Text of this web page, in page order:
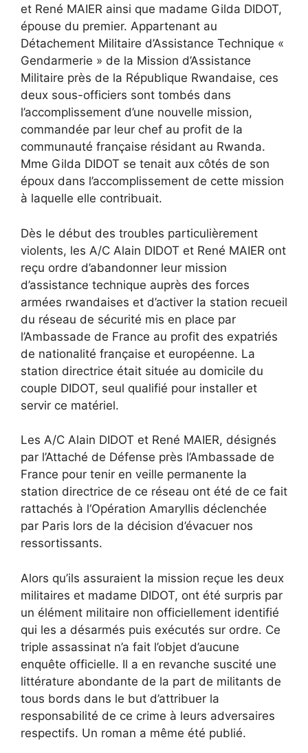
et René MAIER ainsi que madame Gilda DIDOT,
épouse du premier. Appartenant au
Détachement Militaire d’Assistance Technique «
Gendarmerie » de la Mission d’Assistance
Militaire près de la République Rwandaise, ces
deux sous-officiers sont tombés dans
l’accomplissement d’une nouvelle mission,
commandée par leur chef au profit de la
communauté française résidant au Rwanda.
Mme Gilda DIDOT se tenait aux côtés de son
époux dans l’accomplissement de cette mission
à laquelle elle contribuait.
Dès le début des troubles particulièrement
violents, les A/C Alain DIDOT et René MAIER ont
reçu ordre d’abandonner leur mission
d’assistance technique auprès des forces
armées rwandaises et d’activer la station recueil
du réseau de sécurité mis en place par
l’Ambassade de France au profit des expatriés
de nationalité française et européenne. La
station directrice était située au domicile du
couple DIDOT, seul qualifié pour installer et
servir ce matériel.
Les A/C Alain DIDOT et René MAIER, désignés
par l’Attaché de Défense près l’Ambassade de
France pour tenir en veille permanente la
station directrice de ce réseau ont été de ce fait
rattachés à l‘Opération Amaryllis déclenchée
par Paris lors de la décision d’évacuer nos
ressortissants.
Alors qu’ils assuraient la mission reçue les deux
militaires et madame DIDOT, ont été surpris par
un élément militaire non officiellement identifié
qui les a désarmés puis exécutés sur ordre. Ce
triple assassinat n’a fait l’objet d’aucune
enquête officielle. Il a en revanche suscité une
littérature abondante de la part de militants de
tous bords dans le but d’attribuer la
responsabilité de ce crime à leurs adversaires
respectifs. Un roman a même été publié.